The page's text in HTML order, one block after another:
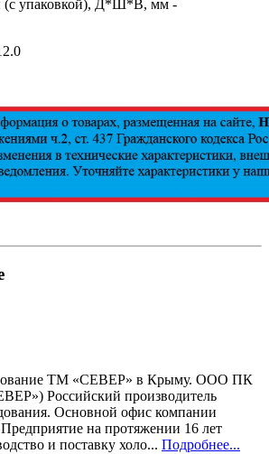
(с упаковкой), Д*Ш*В, мм -
ТМ «СЕВЕР» в Крыму. ООО ПК
Российский производитель
Основной офис компании
на протяжении 16 лет
и поставку холо... Подробнее...